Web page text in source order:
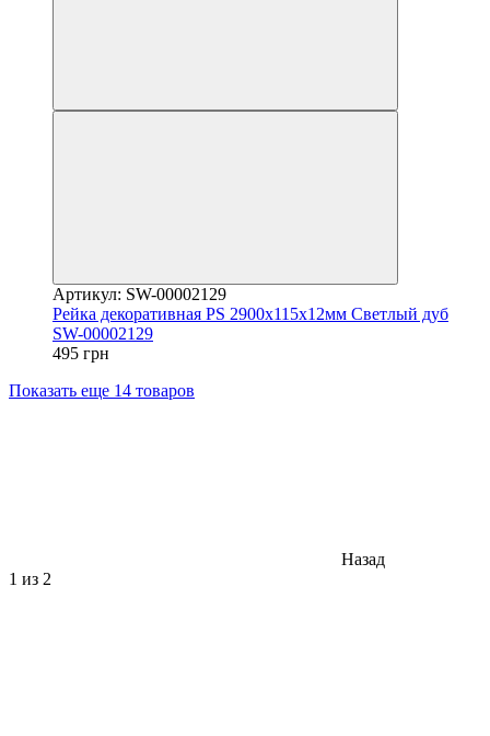
Артикул: SW-00002129
Рейка декоративная PS 2900х115х12мм Светлый дуб
SW-00002129
495 грн
Показать еще 14 товаров
Назад
1 из 2